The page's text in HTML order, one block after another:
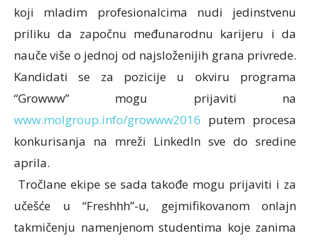
koji mladim profesionalcima nudi jedinstvenu
priliku da započnu međunarodnu karijeru i da
nauče više o jednoj od najsloženijih grana privrede.
Kandidati se za pozicije u okviru programa
“Growww” mogu prijaviti na
www.molgroup.info/growww2016 putem procesa
konkurisanja na mreži LinkedIn sve do sredine
aprila.
Tročlane ekipe se sada takođe mogu prijaviti i za
učešće u “Freshhh”-u, gejmifikovanom onlajn
takmičenju namenjenom studentima koje zanima